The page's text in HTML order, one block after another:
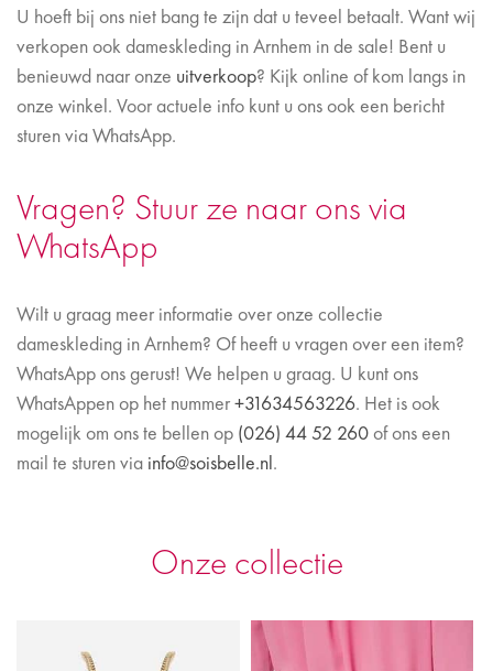
U hoeft bij ons niet bang te zijn dat u teveel betaalt. Want wij
verkopen ook dameskleding in Arnhem in de sale! Bent u
benieuwd naar onze uitverkoop? Kijk online of kom langs in
onze winkel. Voor actuele info kunt u ons ook een bericht
sturen via WhatsApp.
Vragen? Stuur ze naar ons via
WhatsApp
Wilt u graag meer informatie over onze collectie
dameskleding in Arnhem? Of heeft u vragen over een item?
WhatsApp ons gerust! We helpen u graag. U kunt ons
WhatsAppen op het nummer+31634563226. Het is ook
mogelijk om ons te bellen op (026) 44 52 260 of ons een
mail te sturen via info@soisbelle.nl.
Onze collectie